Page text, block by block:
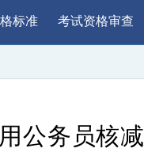
标准 考试资格审查
公务员核减